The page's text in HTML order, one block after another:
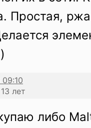
Простая,
лет
либо